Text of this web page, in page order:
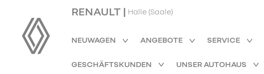
RENAULT | Halle (Saale)
NEUWAGEN ANGEBOTE SERVICE
GESCHÄFTSKUNDEN UNSER AUTOHAUS